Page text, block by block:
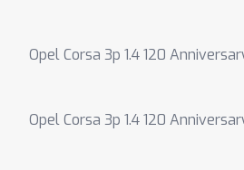
Opel Corsa 3p 1.4 120
Opel Corsa 3p 1.4 120